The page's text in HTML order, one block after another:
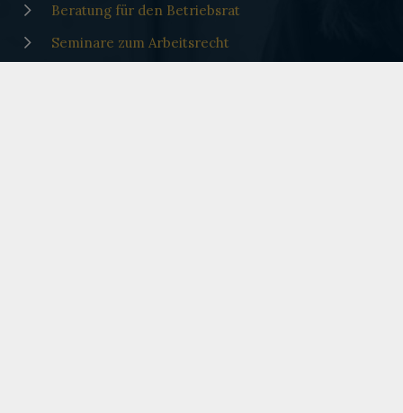
Beratung für den Betriebsrat
Seminare zum Arbeitsrecht